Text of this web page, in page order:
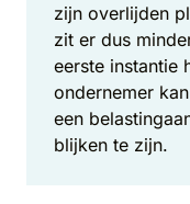
zijn overlijden
zit er dus
eerste instantie
ondernemer
een
blijken te zijn.